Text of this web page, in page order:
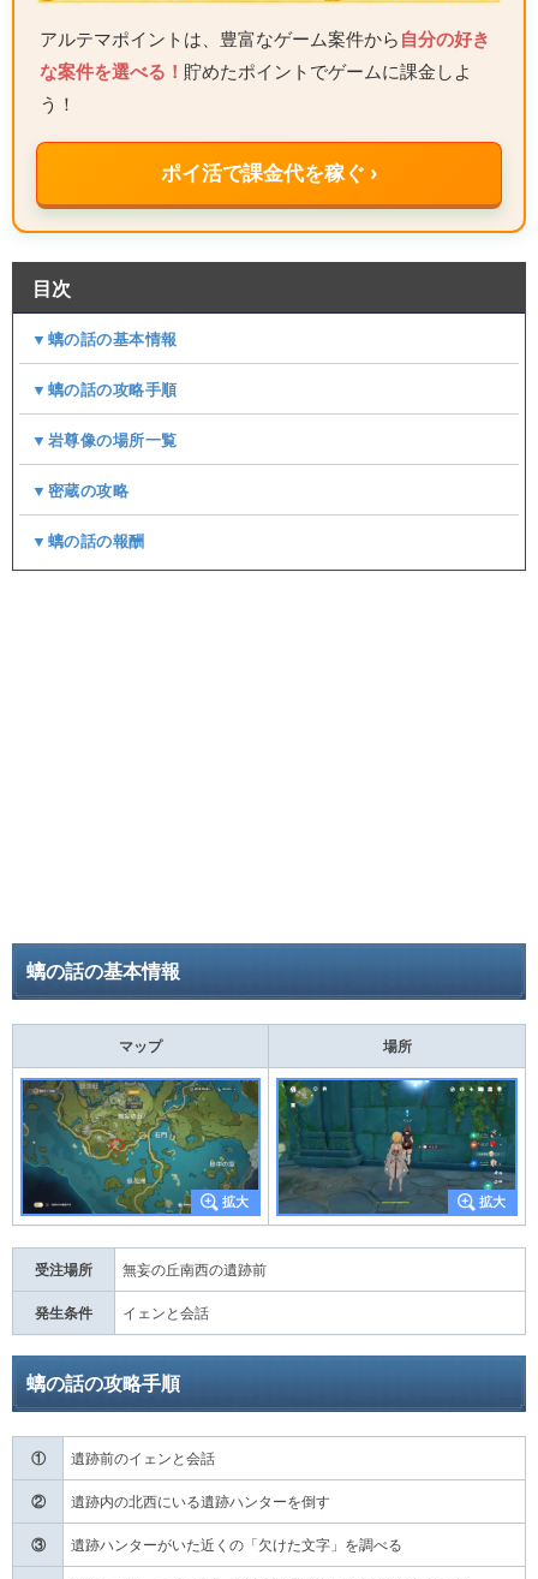
アルテマポイントは、豊富なゲーム案件から 自分の好き
な案件を選べる！ 貯めたポイントでゲームに課金しよ
う！
ポイ活で課金代を稼ぐ ›
目次
▼螭の話の基本情報
▼螭の話の攻略手順
▼岩尊像の場所一覧
▼密蔵の攻略
▼螭の話の報酬
螭の話の基本情報
マップ 場所
受注場所 無妄の丘南西の遺跡前
発生条件 イェンと会話
螭の話の攻略手順
① 遺跡前のイェンと会話
② 遺跡内の北西にいる遺跡ハンターを倒す
③ 遺跡ハンターがいた近くの「欠けた文字」を調べる